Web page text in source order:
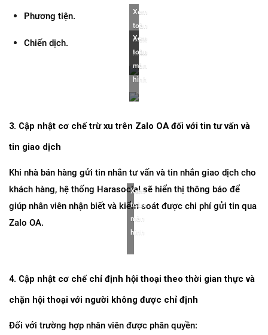
Phương tiện.
Chiến dịch.
Xem
toàn
màn
hình
Xem
toàn
màn
hình
3. Cập nhật cơ chế trừ xu trên Zalo OA đối với tin tư vấn và
tin giao dịch
Khi nhà bán hàng gửi tin nhắn tư vấn và tin nhắn giao dịch cho
khách hàng, hệ thống Harasocial sẽ hiển thị thông báo để
giúp nhân viên nhận biết và kiểm soát được chi phí gửi tin qua
Zalo OA.
Xem
toàn
màn
hình
4. Cập nhật cơ chế chỉ định hội thoại theo thời gian thực và
chặn hội thoại với người không được chỉ định
Đối với trường hợp nhân viên được phân quyền: